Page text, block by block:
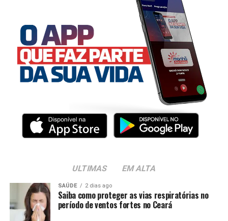
ULTIMAS EM ALTA
SAÚDE 2 dias ago
Saiba como proteger as vias respiratórias no
período de ventos fortes no Ceará